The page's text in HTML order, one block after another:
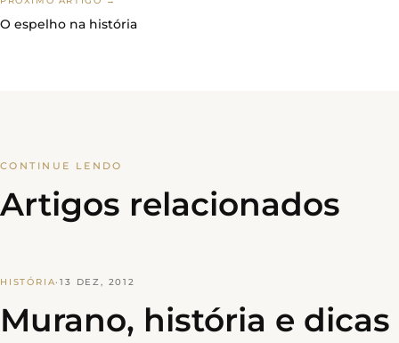
O espelho na história
CONTINUE LENDO
Artigos relacionados
HISTÓRIA·13 DEZ, 2012
Murano, história e dicas